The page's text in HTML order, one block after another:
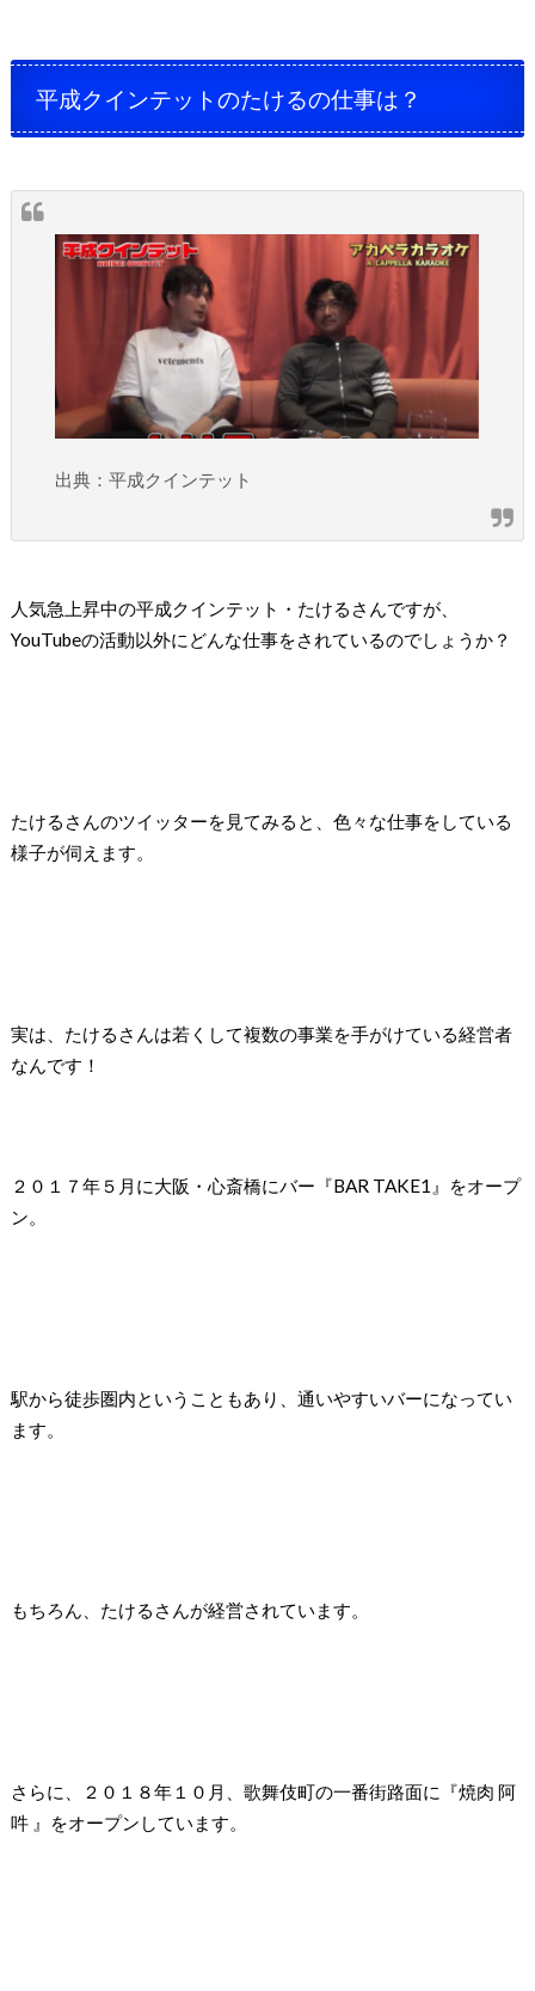
平成クインテットのたけるの仕事は？
出典：平成クインテット
人気急上昇中の平成クインテット・たけるさんですが、
YouTubeの活動以外にどんな仕事をされているのでしょうか？
たけるさんのツイッターを見てみると、色々な仕事をしている
様子が伺えます。
実は、たけるさんは若くして複数の事業を手がけている経営者
なんです！
２０１７年５月に大阪・心斎橋にバー『BAR TAKE1』をオープ
ン。
駅から徒歩圏内ということもあり、通いやすいバーになってい
ます。
もちろん、たけるさんが経営されています。
さらに、２０１８年１０月、歌舞伎町の一番街路面に『焼肉 阿
吽』をオープンしています。